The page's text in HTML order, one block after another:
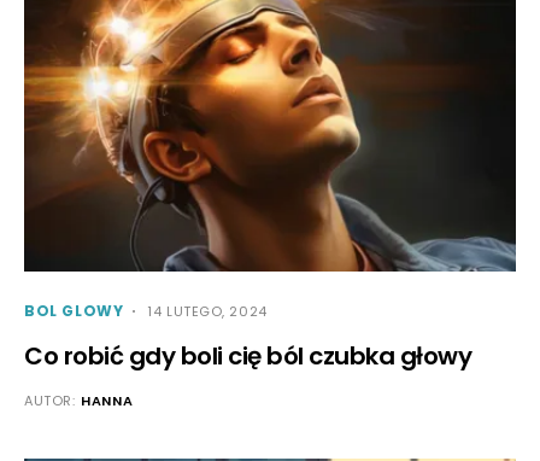
BOL GLOWY 14 LUTEGO, 2024
Co robić gdy boli cię ból czubka głowy
AUTOR: HANNA